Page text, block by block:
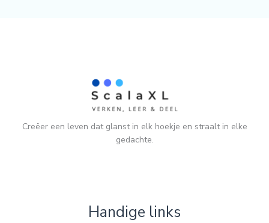
Creëer een leven dat glanst in elk hoekje en straalt in elke
gedachte.
Handige links